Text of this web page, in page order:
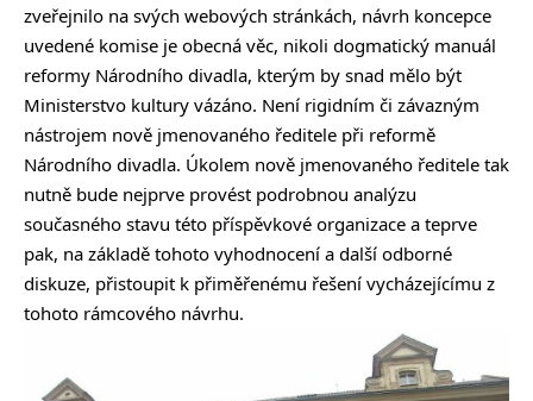
zveřejnilo na svých webových stránkách, návrh koncepce
uvedené komise je obecná věc, nikoli dogmatický manuál
reformy Národního divadla, kterým by snad mělo být
Ministerstvo kultury vázáno. Není rigidním či závazným
nástrojem nově jmenovaného ředitele při reformě
Národního divadla. Úkolem nově jmenovaného ředitele tak
nutně bude nejprve provést podrobnou analýzu
současného stavu této příspěvkové organizace a teprve
pak, na základě tohoto vyhodnocení a další odborné
diskuze, přistoupit k přiměřenému řešení vycházejícímu z
tohoto rámcového návrhu.